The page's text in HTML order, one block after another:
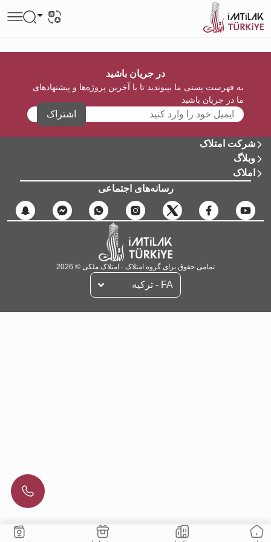
در جریان باشید
به فهرست پستی ما بپیوندید تا با آخرین پروژه‌ها و پیشنهادهای
ما در جریان باشید
اشتراک
شرکت امتلاک
وبلاگ
املاک
رسانه‌های اجتماعی
تمامی حقوق برای گروه امتلاک - امتلاک ملکی © 2026
FA - تركيه